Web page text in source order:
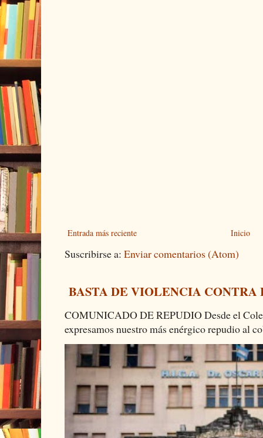
Entrada más reciente Inicio
Suscribirse a: Enviar comentarios (Atom)
BASTA DE VIOLENCIA
COMUNICADO DE REPUDIO Desde el
expresamos nuestro más enérgico repudio al